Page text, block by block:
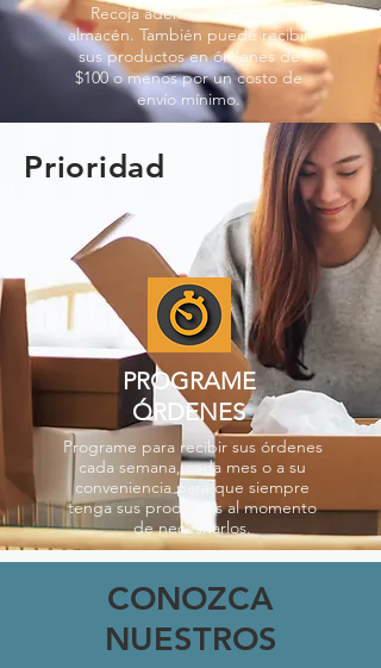
Recoja además en nuestro
almacén. También puede recibir
sus productos en órdenes de
$100 o menos por un costo de
envío mínimo.
Prioridad
PROGRAME
ÓRDENES
Programe para recibir sus órdenes
cada semana, cada mes o a su
conveniencia para que siempre
tenga sus productos al momento
de necesitarlos.
CONOZCA
NUESTROS